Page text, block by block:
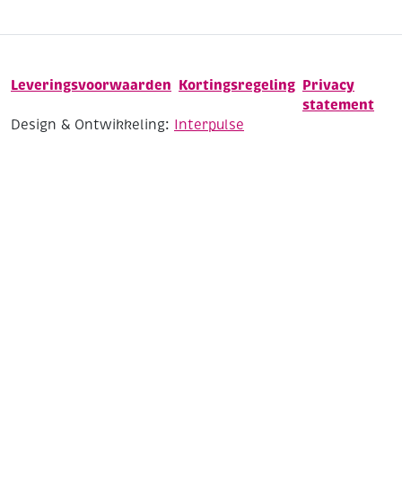
Leveringsvoorwaarden Kortingsregeling Privacy
statement
Design & Ontwikkeling: Interpulse